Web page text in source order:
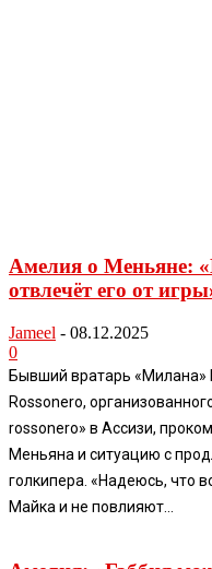
Амелия о Меньяне:
отвлечёт его от
Jameel - 08.12.2025
0
Бывший вратарь «Милана»
Rossonero,
rossonero» в Ассизи,
Меньяна и ситуацию с
голкипера. «Надеюсь, что
Майка и не повлияют...